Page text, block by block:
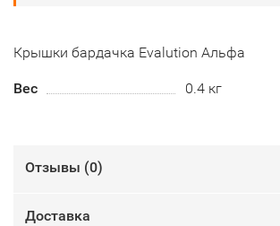
Крышки бардачка Evalution Альфа
Вес 0.4 кг
Отзывы (0)
Доставка